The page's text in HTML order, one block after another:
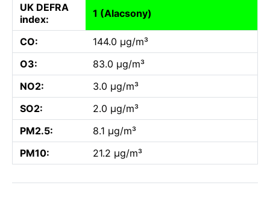
UK DEFRA
index:
1 (Alacsony)
CO:
144.0 µg/m³
O3:
83.0 µg/m³
NO2:
3.0 µg/m³
SO2:
2.0 µg/m³
PM2.5:
8.1 µg/m³
PM10:
21.2 µg/m³